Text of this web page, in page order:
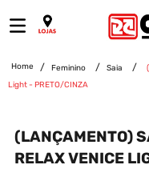
Feminino Saia
Light - PRETO/CINZA
(LANÇAMENTO)
RELAX VENICE